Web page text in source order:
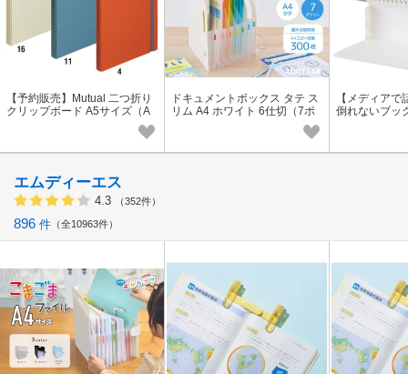
【予約販売】Mutual 二つ折り
クリップボード A5サイズ（A
4・2ツ折）【持ち運び/ビジネ
ドキュメントボックス タテ ス
リム A4 ホワイト 6仕切（7ポ
ケット）【プリント/ノート/取
【メディア
倒れないブ
エムディーエス
4.3 （352件）
896 件 全10963件